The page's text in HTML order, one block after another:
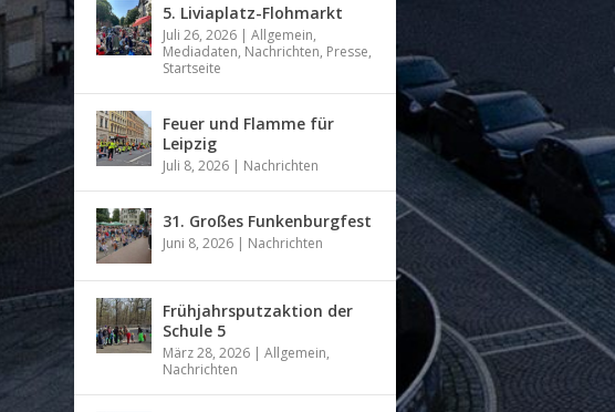
5. Liviaplatz-Flohmarkt
Juli 26, 2026 |Allgemein,
Mediadaten, Nachrichten, Presse,
Startseite
Feuer und Flamme für
Leipzig
Juli 8, 2026 | Nachrichten
31. Großes Funkenburgfest
Juni 8, 2026 | Nachrichten
Frühjahrsputzaktion der
Schule 5
März 28, 2026 |Allgemein,
Nachrichten